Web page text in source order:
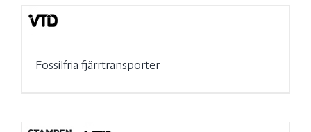
Fossilfria fjärrtransporter